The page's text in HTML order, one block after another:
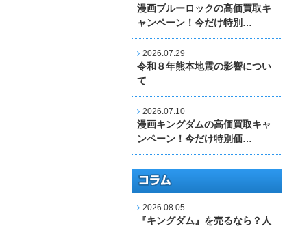
漫画ブルーロックの高価買取キ
ャンペーン！今だけ特別…
2026.07.29
令和８年熊本地震の影響につい
て
2026.07.10
漫画キングダムの高価買取キャ
ンペーン！今だけ特別価…
2026.08.05
『キングダム』を売るなら？人